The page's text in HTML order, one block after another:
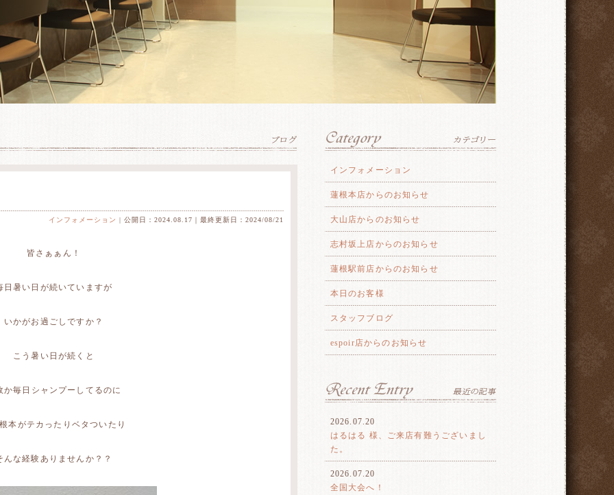
インフォメーション | 公開日：2024.08.17｜最終更新日：2024/08/21
皆さぁぁん！
日暑い日が続いていますが
いかがお過ごしですか？
こう暑い日が続くと
か毎日シャンプーしてるのに
本がテカったりベタついたり
んな経験ありませんか？？
インフォメーション
蓮根本店からのお知らせ
大山店からのお知らせ
志村坂上店からのお知らせ
蓮根駅前店からのお知らせ
本日のお客様
スタッフブログ
espoir店からのお知らせ
2026.07.20
はるはる 様、ご来店有難うございまし
た。
2026.07.20
全国大会へ！